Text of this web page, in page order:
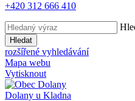
+420 312 666 410
Hledat
rozšířené vyhledávání
Mapa webu
Vytisknout
Dolany u Kladna